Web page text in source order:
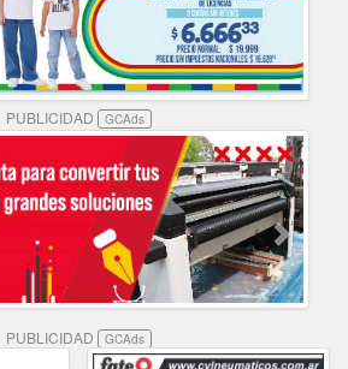
PUBLICIDAD GCAds
PUBLICIDAD GCAds